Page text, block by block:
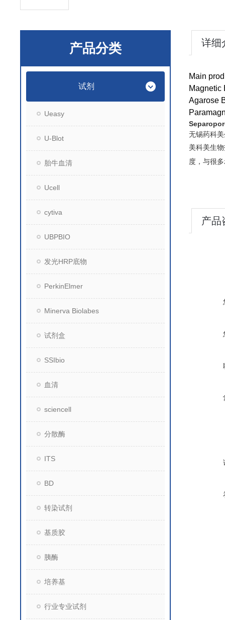
产品分类
试剂
Ueasy
U-Blot
胎牛血清
Ucell
cytiva
UBPBIO
发光HRP底物
PerkinElmer
Minerva Biolabes
试剂盒
SSIbio
血清
sciencell
分散酶
ITS
BD
转染试剂
基质胶
胰酶
培养基
行业专业试剂
详细
Main
Magnetic
Agarose
无锡药科
美科美生
度，与很多
产品